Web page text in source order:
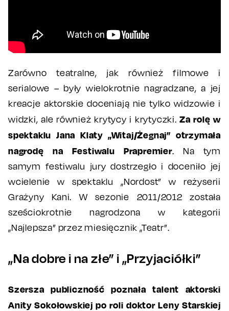
Zarówno teatralne, jak również filmowe i
serialowe – były wielokrotnie nagradzane, a jej
kreacje aktorskie doceniają nie tylko widzowie i
widzki, ale również krytycy i krytyczki.Za rolę w
spektaklu Jana Klaty „Witaj/Żegnaj” otrzymała
nagrodę na Festiwalu Prapremier. Na tym
samym festiwalu jury dostrzegło i doceniło jej
wcielenie w spektaklu „Nordost” w reżyserii
Grażyny Kani. W sezonie 2011/2012 została
sześciokrotnie nagrodzona w kategorii
„Najlepsza” przez miesięcznik „Teatr”.
„Na dobre i na złe” i „Przyjaciółki”
Szersza publiczność poznała talent aktorski
Anity Sokołowskiej po roli doktor Leny Starskiej